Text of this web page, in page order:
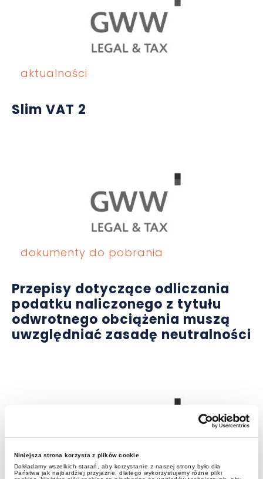
Niniejsza strona korzysta z plików cookie
Dokładamy wszelkich starań, aby korzystanie z naszej strony było dla
Państwa jak najbardziej przyjazne, dlatego wykorzystujemy różne pliki
aktualności
Slim VAT 2
dokumenty do pobrania
Przepisy dotyczące odliczania
podatku naliczonego z tytułu
odwrotnego obciążenia muszą
uwzględniać zasadę neutralności